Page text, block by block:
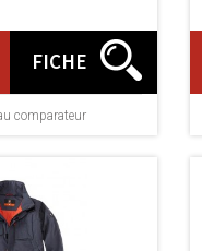
FICHE
comparateur